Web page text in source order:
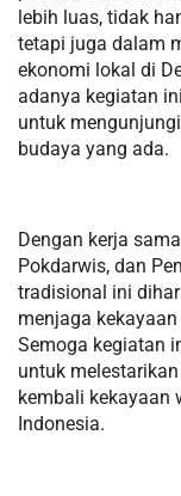
lebih luas, tidak
tetapi juga dalam
ekonomi lokal di
adanya kegiatan
untuk
budaya yang ada.
Dengan kerja
Pokdarwis, dan
tradisional ini
menjaga
Semoga kegiatan
untuk
kembali kekayaan
Indonesia.